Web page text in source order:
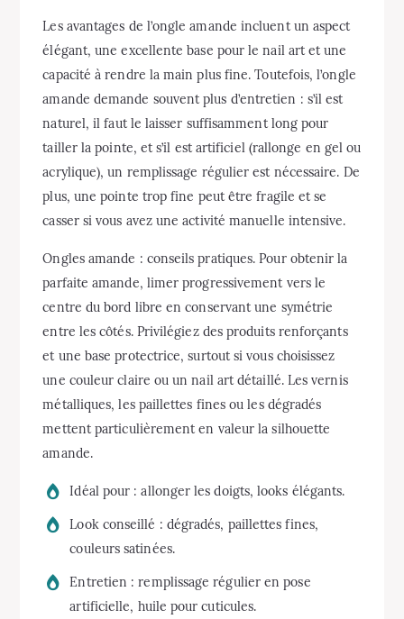
Les avantages de l’ongle amande incluent un aspect
élégant, une excellente base pour le nail art et une
capacité à rendre la main plus fine. Toutefois, l’ongle
amande demande souvent plus d’entretien : s’il est
naturel, il faut le laisser suffisamment long pour
tailler la pointe, et s’il est artificiel (rallonge en gel ou
acrylique), un remplissage régulier est nécessaire. De
plus, une pointe trop fine peut être fragile et se
casser si vous avez une activité manuelle intensive.
Ongles amande : conseils pratiques. Pour obtenir la
parfaite amande, limer progressivement vers le
centre du bord libre en conservant une symétrie
entre les côtés. Privilégiez des produits renforçants
et une base protectrice, surtout si vous choisissez
une couleur claire ou un nail art détaillé. Les vernis
métalliques, les paillettes fines ou les dégradés
mettent particulièrement en valeur la silhouette
amande.
Idéal pour : allonger les doigts, looks élégants.
Look conseillé : dégradés, paillettes fines,
couleurs satinées.
Entretien : remplissage régulier en pose
artificielle, huile pour cuticules.